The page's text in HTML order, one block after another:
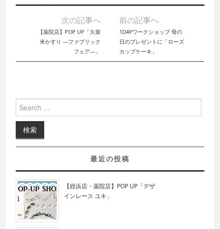
Post navigation
次の記事へ
【薬院店】POP UP「久留
米かすり ―ファブリック
フェア―」
前の記事へ
1DAYワークショップ 母の
日のプレゼントに「ローズ
カップケーキ」
Search for:
最近の投稿
【姪浜店・薬院店】POP UP「デザ
インレース ユキ」